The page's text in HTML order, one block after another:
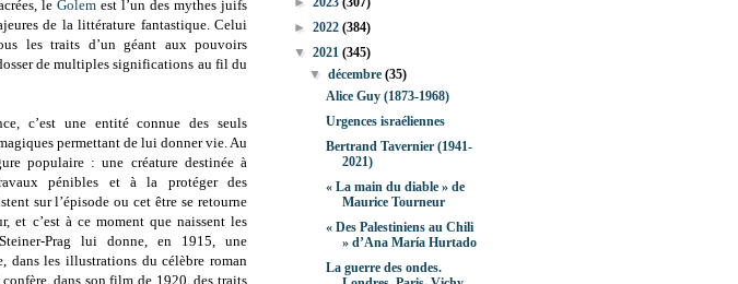
le Golem est l’un des mythes juifs
de la littérature fantastique. Celui
les traits d’un géant aux pouvoirs
de multiples significations au fil du
c’est une entité connue des seuls
permettant de lui donner vie. Au
populaire : une créature destinée à
pénibles et à la protéger des
sur l’épisode ou cet être se retourne
et c’est à ce moment que naissent les
Prag lui donne, en 1915, une
dans les illustrations du célèbre roman
dans son film de 1920, des traits
► 2022 (384)
▼ 2021 (345)
▼décembre(35)
Alice Guy (1873-1968)
Urgences israéliennes
Bertrand Tavernier (1941-
2021)
« La main du diable » de
Maurice Tourneur
« Des Palestiniens au Chili
» d’Ana María Hurtado
La guerre des ondes.